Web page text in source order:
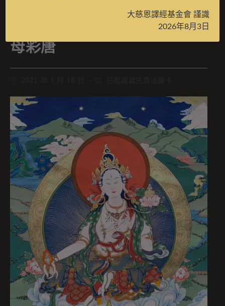
寶生百法之度母五尊之隨求
母彩唐
大慈恩譯經基金會 謹識
2026年8月3日